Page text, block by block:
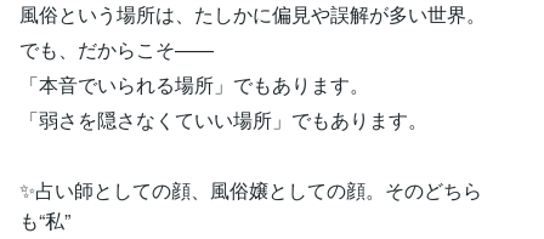
風俗という場所は、たしかに偏見や誤解が多い世界。
でも、だからこそ——
「本音でいられる場所」でもあります。
「弱さを隠さなくていい場所」でもあります。
✨占い師としての顔、風俗嬢としての顔。そのどちら
も“私”